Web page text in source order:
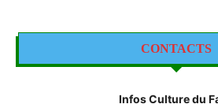
CONTACTS
Infos Culture du